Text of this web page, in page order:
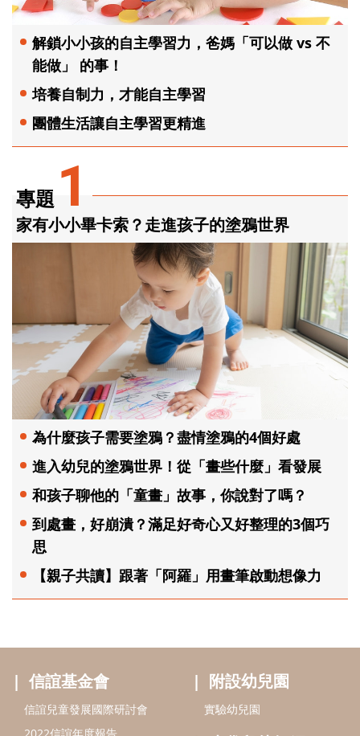
專題 1
家有小小畢卡索？走進孩子的塗鴉世界
為什麼孩子需要塗鴉？盡情塗鴉的4個好處
進入幼兒的塗鴉世界！從「畫些什麼」看發展
和孩子聊他的「童畫」故事，你說對了嗎？
到處畫，好崩潰？滿足好奇心又好整理的3個巧
思
【親子共讀】跟著「阿羅」用畫筆啟動想像力
解鎖小小孩的自主學習力，爸媽「可以做 vs 不
能做」 的事！
培養自制力，才能自主學習
團體生活讓自主學習更精進
信誼基金會
信誼兒童發展國際研討會
附設幼兒園
實驗幼兒園